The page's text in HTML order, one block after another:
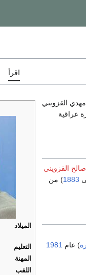
اقرأ
الميلاد
التعليم
المهنة
اللقب
القزويني
عراقية
القزويني
1883) من
) عام 1981